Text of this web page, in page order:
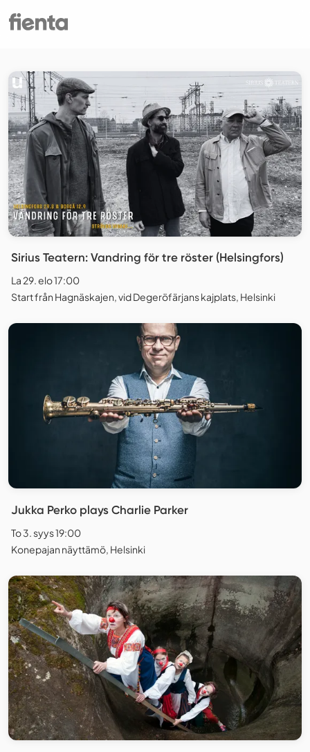
Sirius Teatern: Vandring för tre röster (Helsingfors)
La 29. elo 17:00
Start från Hagnäskajen, vid Degeröfärjans kajplats, Helsinki
Jukka Perko plays Charlie Parker
To 3. syys 19:00
Konepajan näyttämö, Helsinki